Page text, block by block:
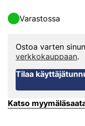
Varastossa
Ostoa varten
verkkokauppaan.
Tilaa
Katso